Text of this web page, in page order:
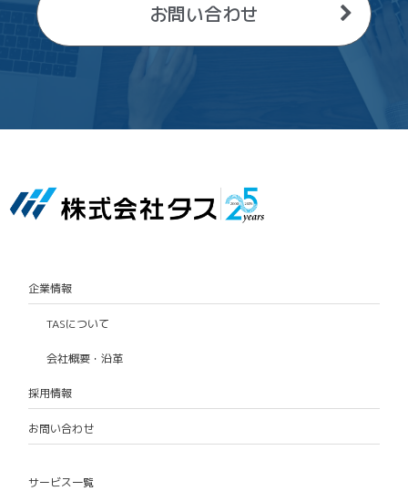
お問い合わせ
企業情報
TASについて
会社概要・沿革
採用情報
お問い合わせ
サービス一覧